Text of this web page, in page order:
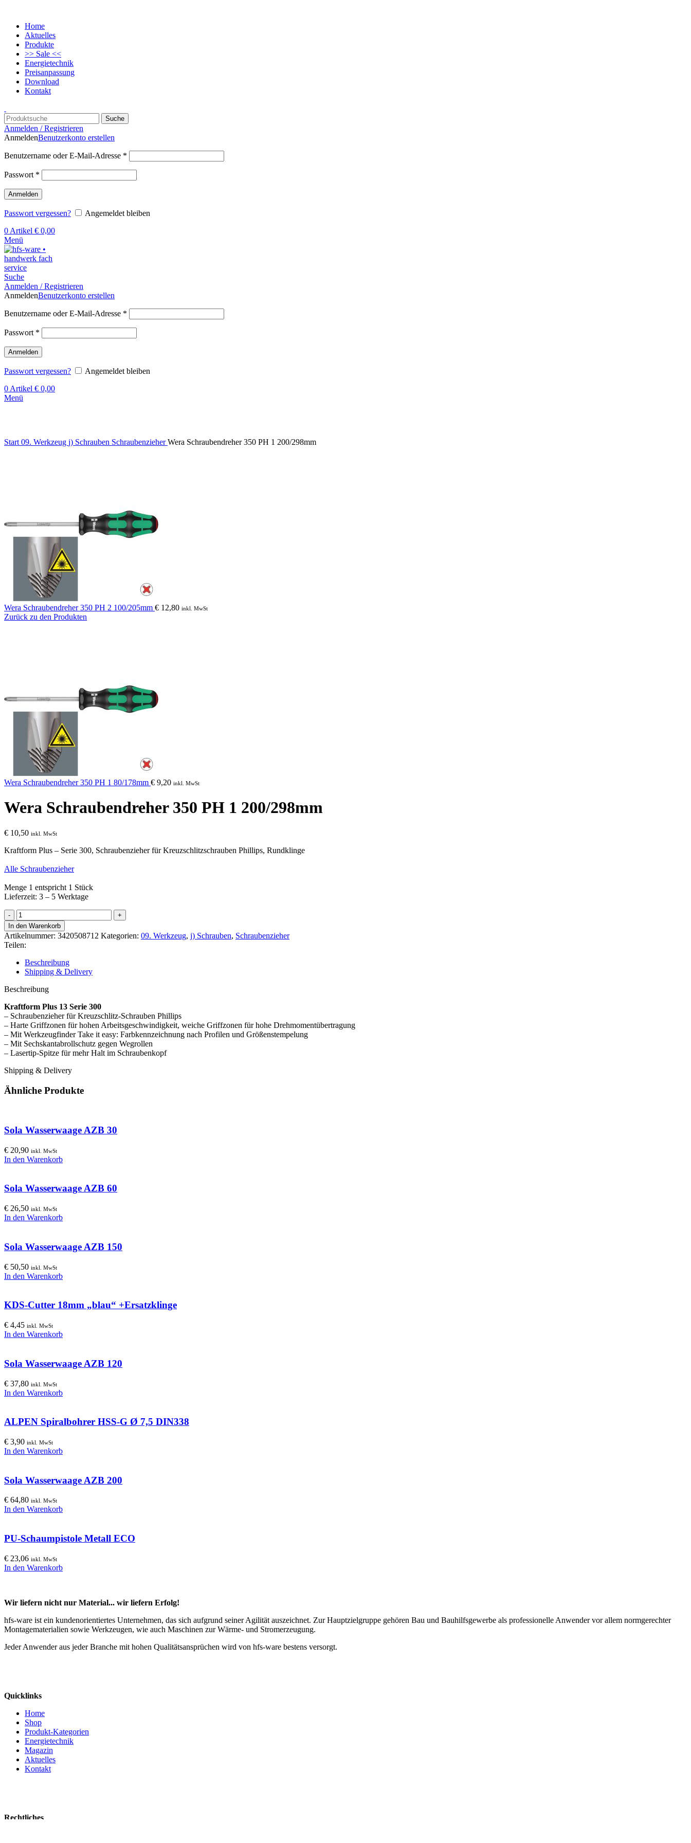
Home
Aktuelles
Produkte
>> Sale <<
Energietechnik
Preisanpassung
Download
Kontakt
Suche
Anmelden / Registrieren
AnmeldenBenutzerkonto erstellen
Benutzername oder E-Mail-Adresse *
Passwort *
Anmelden
Passwort vergessen?
Angemeldet bleiben
0 Artikel € 0,00
Menü
Suche
Anmelden / Registrieren
AnmeldenBenutzerkonto erstellen
Benutzername oder E-Mail-Adresse *
Passwort *
Anmelden
Passwort vergessen?
Angemeldet bleiben
0 Artikel € 0,00
Menü
Start 09. Werkzeug j) Schrauben SchraubenzieherWera Schraubendreher 350 PH 1 200/298mm
Wera Schraubendreher 350 PH 2 100/205mm € 12,80 inkl. MwSt
Zurück zu den Produkten
Wera Schraubendreher 350 PH 1 80/178mm € 9,20 inkl. MwSt
Wera Schraubendreher 350 PH 1 200/298mm
€ 10,50 inkl. MwSt
Kraftform Plus – Serie 300, Schraubenzieher für Kreuzschlitzschrauben Phillips, Rundklinge
Alle Schraubenzieher
Menge 1 entspricht 1 Stück
Lieferzeit: 3 – 5 Werktage
Wera
Schraubendreher
350
PH
1
200/298mm
Menge
In den Warenkorb
Artikelnummer: 3420508712 Kategorien: 09. Werkzeug, j) Schrauben, Schraubenzieher
Teilen:
Beschreibung
Shipping & Delivery
Beschreibung
Kraftform Plus 13 Serie 300
– Schraubenzieher für Kreuzschlitz-Schrauben Phillips
– Harte Griffzonen für hohen Arbeitsgeschwindigkeit, weiche Griffzonen für hohe Drehmomentübertragung
– Mit Werkzeugfinder Take it easy: Farbkennzeichnung nach Profilen und Größenstempelung
– Mit Sechskantabrollschutz gegen Wegrollen
– Lasertip-Spitze für mehr Halt im Schraubenkopf
Shipping & Delivery
Ähnliche Produkte
Sola Wasserwaage AZB 30
€ 20,90 inkl. MwSt
In den Warenkorb
Sola Wasserwaage AZB 60
€ 26,50 inkl. MwSt
In den Warenkorb
Sola Wasserwaage AZB 150
€ 50,50 inkl. MwSt
In den Warenkorb
KDS-Cutter 18mm „blau“ +Ersatzklinge
€ 4,45 inkl. MwSt
In den Warenkorb
Sola Wasserwaage AZB 120
€ 37,80 inkl. MwSt
In den Warenkorb
ALPEN Spiralbohrer HSS-G Ø 7,5 DIN338
€ 3,90 inkl. MwSt
In den Warenkorb
Sola Wasserwaage AZB 200
€ 64,80 inkl. MwSt
In den Warenkorb
PU-Schaumpistole Metall ECO
€ 23,06 inkl. MwSt
In den Warenkorb
Wir liefern nicht nur Material... wir liefern Erfolg!
hfs-ware ist ein kundenorientiertes Unternehmen, das sich aufgrund seiner Agilität auszeichnet. Zur Hauptzielgruppe gehören Bau und Bauhilfsgewerbe als professionelle Anwender vor allem normgerechter
Montagematerialien sowie Werkzeugen, wie auch Maschinen zur Wärme- und Stromerzeugung.
Jeder Anwender aus jeder Branche mit hohen Qualitätsansprüchen wird von hfs-ware bestens versorgt.
Quicklinks
Home
Shop
Produkt-Kategorien
Energietechnik
Magazin
Aktuelles
Kontakt
Rechtliches